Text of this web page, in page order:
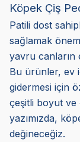
Köpek Çiş
Patili dost
sağlamak
yavru canların
Bu ürünler, ev
gidermesi için
çeşitli boyut ve
yazımızda,
değineceğiz.